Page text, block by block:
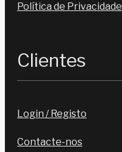
Política de Privacidade
Clientes
Login / Registo
Contacte-nos